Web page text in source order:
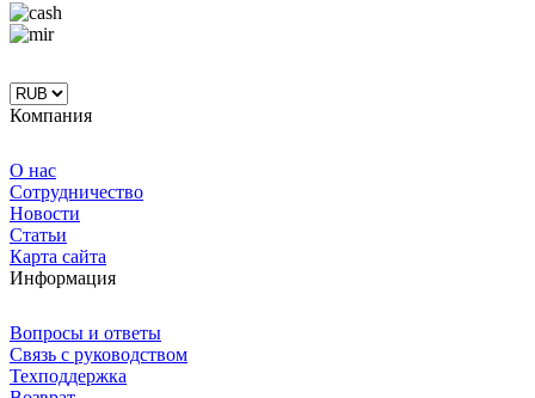
Компания
О нас
Сотрудничество
Новости
Статьи
Карта сайта
Информация
Вопросы и ответы
Связь с руководством
Техподдержка